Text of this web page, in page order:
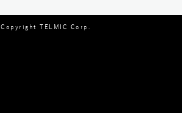
Copyright TELMIC Corp.